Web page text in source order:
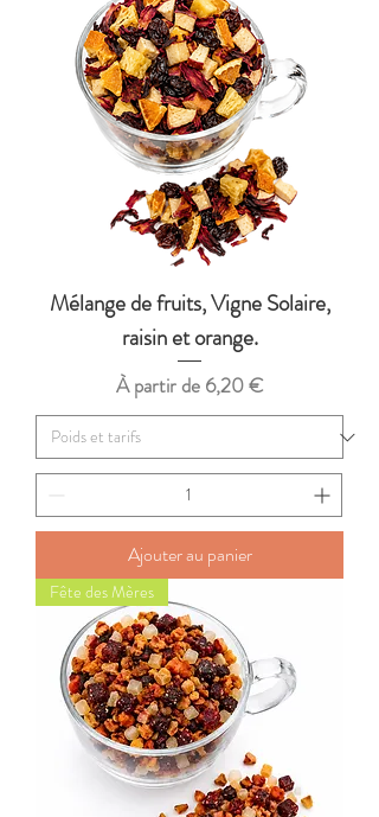
Mélange de fruits, Vigne Solaire,
raisin et orange.
À partir de 6,20 €
Prix promotionnel
Ajouter au panier
Fête des Mères